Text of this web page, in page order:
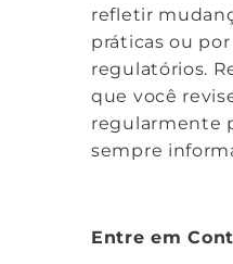
refletir
práticas ou
regulatórios.
que você
regularmente
sempre
Entre em